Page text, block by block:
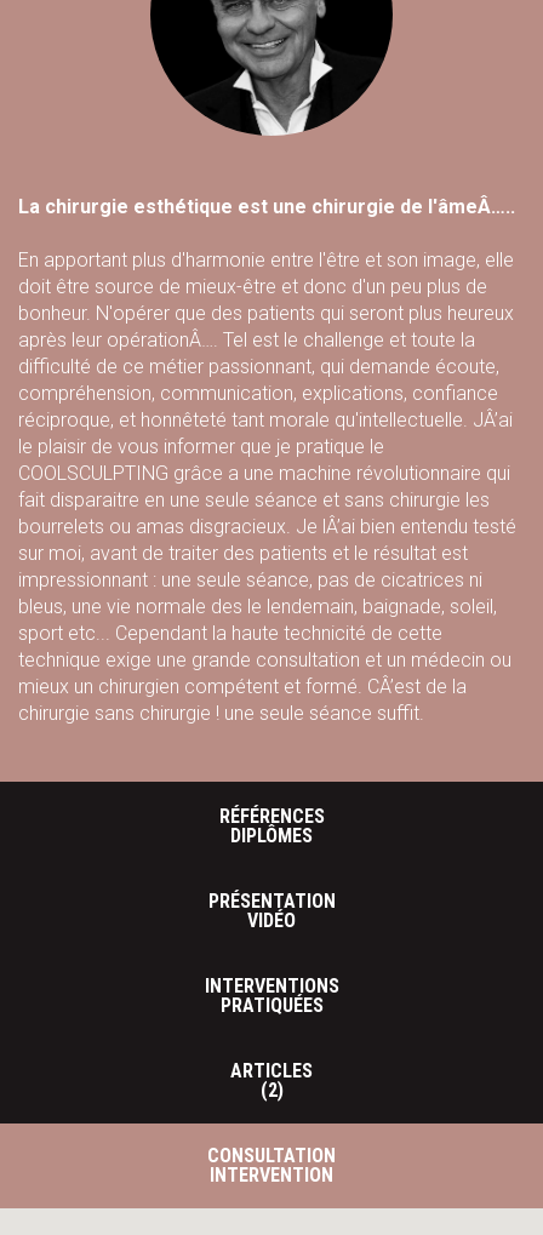
La chirurgie esthétique est une chirurgie de l'âmeÂ…..
En apportant plus d'harmonie entre l'être et son image, elle
doit être source de mieux-être et donc d'un peu plus de
bonheur. N'opérer que des patients qui seront plus heureux
après leur opérationÂ…. Tel est le challenge et toute la
difficulté de ce métier passionnant, qui demande écoute,
compréhension, communication, explications, confiance
réciproque, et honnêteté tant morale qu'intellectuelle. JÂ’ai
le plaisir de vous informer que je pratique le
COOLSCULPTING grâce a une machine révolutionnaire qui
fait disparaitre en une seule séance et sans chirurgie les
bourrelets ou amas disgracieux. Je lÂ’ai bien entendu testé
sur moi, avant de traiter des patients et le résultat est
impressionnant : une seule séance, pas de cicatrices ni
bleus, une vie normale des le lendemain, baignade, soleil,
sport etc... Cependant la haute technicité de cette
technique exige une grande consultation et un médecin ou
mieux un chirurgien compétent et formé. CÂ’est de la
chirurgie sans chirurgie ! une seule séance suffit.
RÉFÉRENCES
DIPLÔMES
PRÉSENTATION
VIDÉO
INTERVENTIONS
PRATIQUÉES
ARTICLES
(2)
CONSULTATION
INTERVENTION